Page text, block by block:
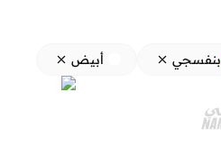
بنفسجي أبيض